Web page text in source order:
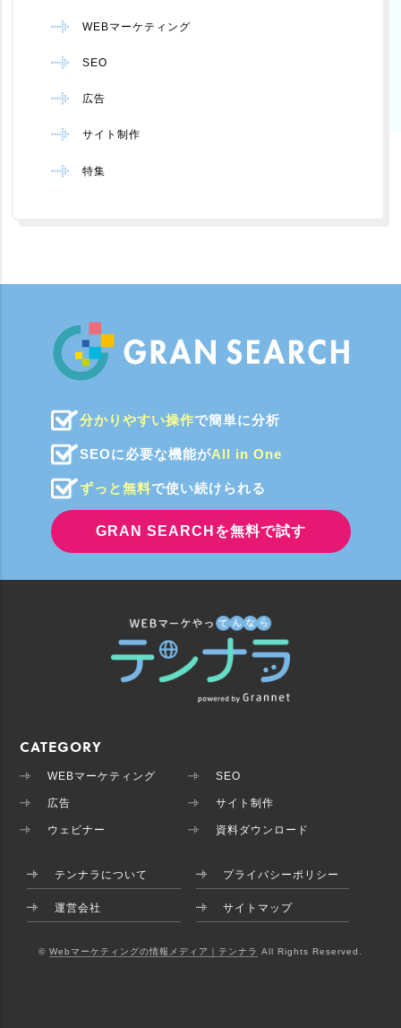
WEBマーケティング
SEO
広告
サイト制作
特集
分かりやすい操作で簡単に分析
SEOに必要な機能がAll in One
ずっと無料で使い続けられる
GRAN SEARCHを無料で試す
CATEGORY
WEBマーケティング SEO
広告 サイト制作
ウェビナー 資料ダウンロード
テンナラについて プライバシーポリシー
運営会社 サイトマップ
© Webマーケティングの情報メディア｜テンナラ All Rights Reserved.